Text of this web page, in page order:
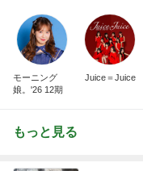
モーニング
娘。'26 12期
Juice＝Juice
もっと見る